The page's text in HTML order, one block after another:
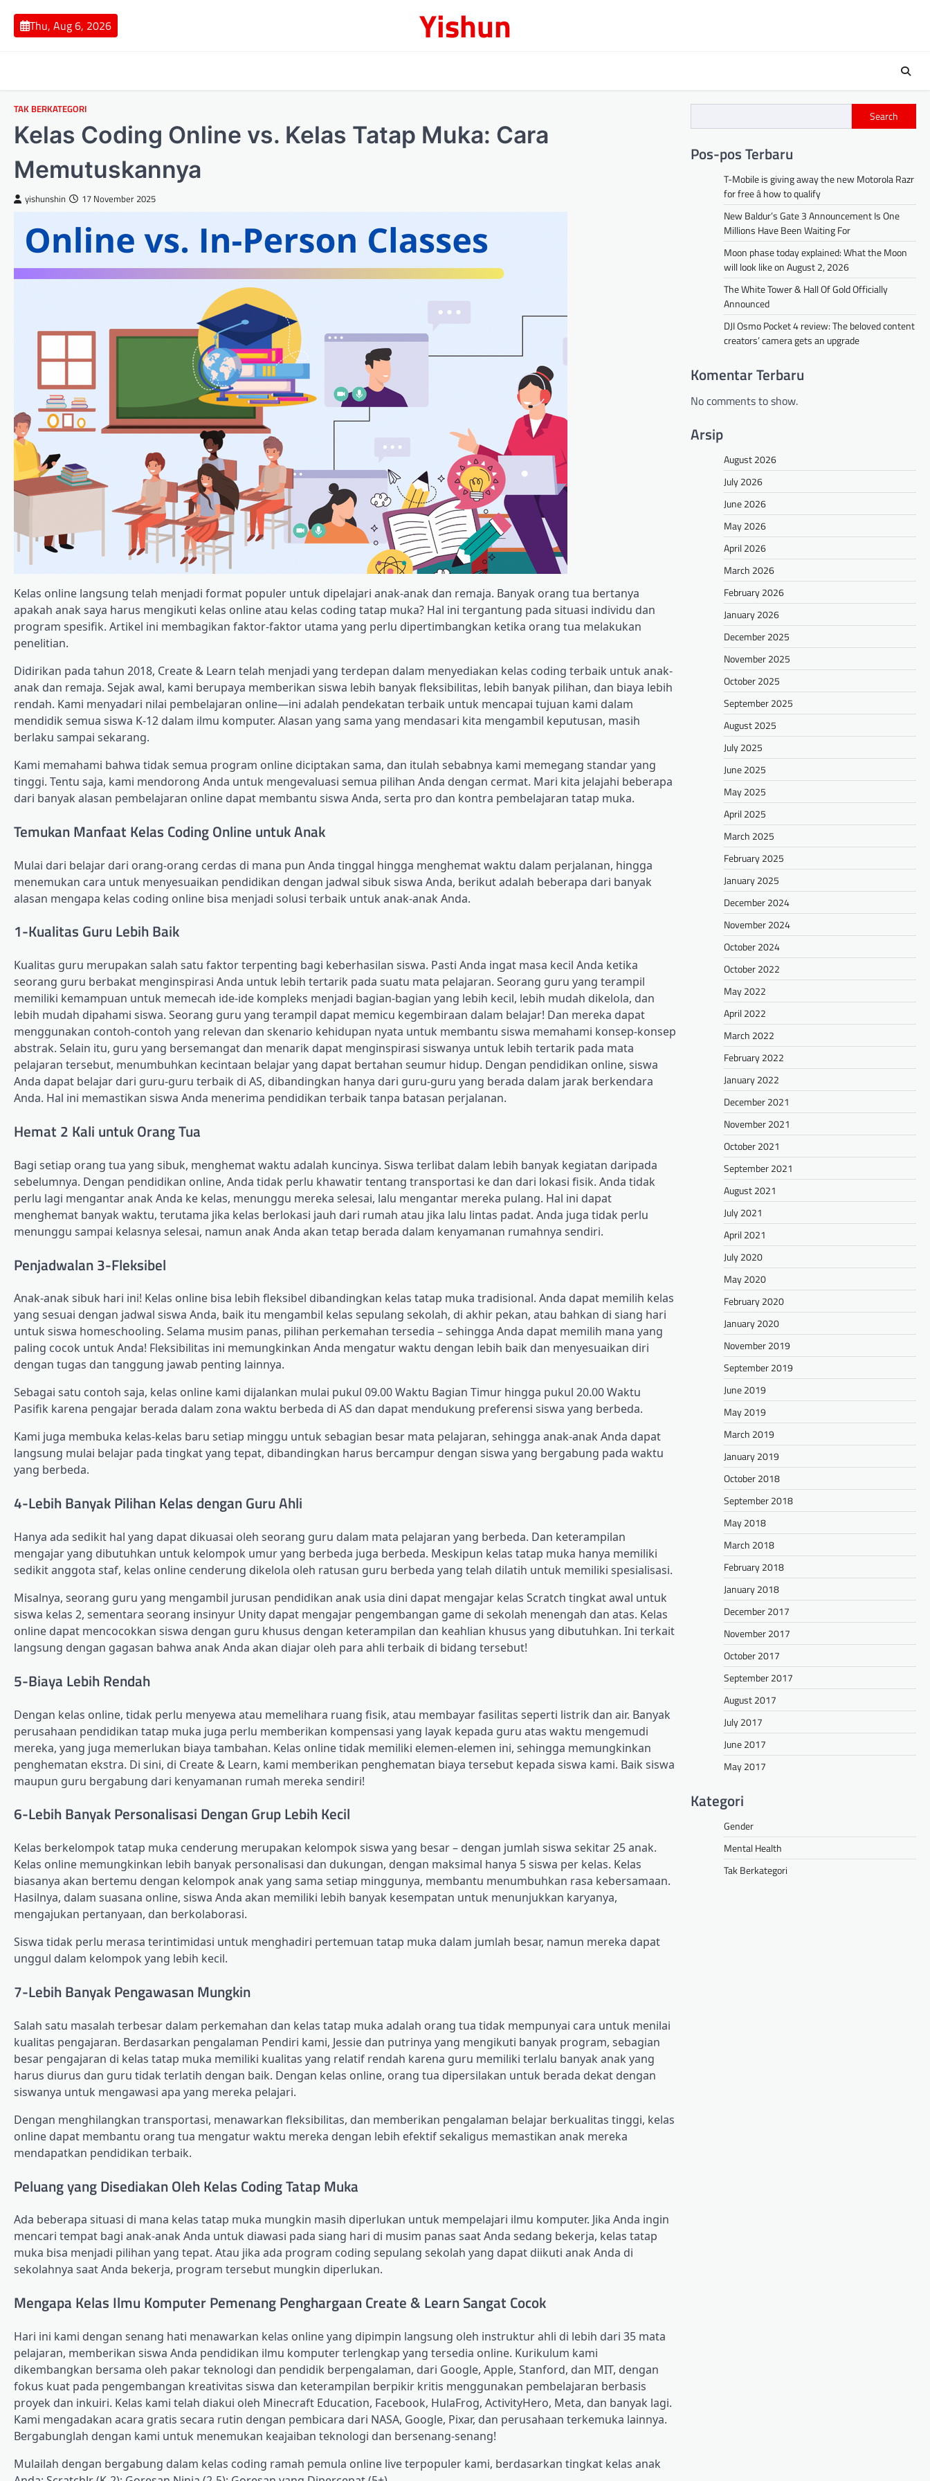
content
Thu, Aug 6, 2026 Yishun
TAK BERKATEGORI
Kelas Coding Online vs. Kelas Tatap Muka: Cara
Memutuskannya
yishunshin 17 November 2025
Kelas online langsung telah menjadi format populer untuk dipelajari anak-anak dan remaja. Banyak orang tua bertanya
apakah anak saya harus mengikuti kelas online atau kelas coding tatap muka? Hal ini tergantung pada situasi individu dan
program spesifik. Artikel ini membagikan faktor-faktor utama yang perlu dipertimbangkan ketika orang tua melakukan
penelitian.
Didirikan pada tahun 2018, Create & Learn telah menjadi yang terdepan dalam menyediakan kelas coding terbaik untuk anak-
anak dan remaja. Sejak awal, kami berupaya memberikan siswa lebih banyak fleksibilitas, lebih banyak pilihan, dan biaya lebih
rendah. Kami menyadari nilai pembelajaran online—ini adalah pendekatan terbaik untuk mencapai tujuan kami dalam
mendidik semua siswa K-12 dalam ilmu komputer. Alasan yang sama yang mendasari kita mengambil keputusan, masih
berlaku sampai sekarang.
Kami memahami bahwa tidak semua program online diciptakan sama, dan itulah sebabnya kami memegang standar yang
tinggi. Tentu saja, kami mendorong Anda untuk mengevaluasi semua pilihan Anda dengan cermat. Mari kita jelajahi beberapa
dari banyak alasan pembelajaran online dapat membantu siswa Anda, serta pro dan kontra pembelajaran tatap muka.
Temukan Manfaat Kelas Coding Online untuk Anak
Mulai dari belajar dari orang-orang cerdas di mana pun Anda tinggal hingga menghemat waktu dalam perjalanan, hingga
menemukan cara untuk menyesuaikan pendidikan dengan jadwal sibuk siswa Anda, berikut adalah beberapa dari banyak
alasan mengapa kelas coding online bisa menjadi solusi terbaik untuk anak-anak Anda.
1-Kualitas Guru Lebih Baik
Kualitas guru merupakan salah satu faktor terpenting bagi keberhasilan siswa. Pasti Anda ingat masa kecil Anda ketika
seorang guru berbakat menginspirasi Anda untuk lebih tertarik pada suatu mata pelajaran. Seorang guru yang terampil
memiliki kemampuan untuk memecah ide-ide kompleks menjadi bagian-bagian yang lebih kecil, lebih mudah dikelola, dan
lebih mudah dipahami siswa. Seorang guru yang terampil dapat memicu kegembiraan dalam belajar! Dan mereka dapat
menggunakan contoh-contoh yang relevan dan skenario kehidupan nyata untuk membantu siswa memahami konsep-konsep
abstrak. Selain itu, guru yang bersemangat dan menarik dapat menginspirasi siswanya untuk lebih tertarik pada mata
pelajaran tersebut, menumbuhkan kecintaan belajar yang dapat bertahan seumur hidup. Dengan pendidikan online, siswa
Anda dapat belajar dari guru-guru terbaik di AS, dibandingkan hanya dari guru-guru yang berada dalam jarak berkendara
Anda. Hal ini memastikan siswa Anda menerima pendidikan terbaik tanpa batasan perjalanan.
Hemat 2 Kali untuk Orang Tua
Bagi setiap orang tua yang sibuk, menghemat waktu adalah kuncinya. Siswa terlibat dalam lebih banyak kegiatan daripada
sebelumnya. Dengan pendidikan online, Anda tidak perlu khawatir tentang transportasi ke dan dari lokasi fisik. Anda tidak
perlu lagi mengantar anak Anda ke kelas, menunggu mereka selesai, lalu mengantar mereka pulang. Hal ini dapat
menghemat banyak waktu, terutama jika kelas berlokasi jauh dari rumah atau jika lalu lintas padat. Anda juga tidak perlu
menunggu sampai kelasnya selesai, namun anak Anda akan tetap berada dalam kenyamanan rumahnya sendiri.
Penjadwalan 3-Fleksibel
Anak-anak sibuk hari ini! Kelas online bisa lebih fleksibel dibandingkan kelas tatap muka tradisional. Anda dapat memilih kelas
yang sesuai dengan jadwal siswa Anda, baik itu mengambil kelas sepulang sekolah, di akhir pekan, atau bahkan di siang hari
untuk siswa homeschooling. Selama musim panas, pilihan perkemahan tersedia – sehingga Anda dapat memilih mana yang
paling cocok untuk Anda! Fleksibilitas ini memungkinkan Anda mengatur waktu dengan lebih baik dan menyesuaikan diri
dengan tugas dan tanggung jawab penting lainnya.
Sebagai satu contoh saja, kelas online kami dijalankan mulai pukul 09.00 Waktu Bagian Timur hingga pukul 20.00 Waktu
Pasifik karena pengajar berada dalam zona waktu berbeda di AS dan dapat mendukung preferensi siswa yang berbeda.
Kami juga membuka kelas-kelas baru setiap minggu untuk sebagian besar mata pelajaran, sehingga anak-anak Anda dapat
langsung mulai belajar pada tingkat yang tepat, dibandingkan harus bercampur dengan siswa yang bergabung pada waktu
yang berbeda.
4-Lebih Banyak Pilihan Kelas dengan Guru Ahli
Hanya ada sedikit hal yang dapat dikuasai oleh seorang guru dalam mata pelajaran yang berbeda. Dan keterampilan
mengajar yang dibutuhkan untuk kelompok umur yang berbeda juga berbeda. Meskipun kelas tatap muka hanya memiliki
sedikit anggota staf, kelas online cenderung dikelola oleh ratusan guru berbeda yang telah dilatih untuk memiliki spesialisasi.
Misalnya, seorang guru yang mengambil jurusan pendidikan anak usia dini dapat mengajar kelas Scratch tingkat awal untuk
siswa kelas 2, sementara seorang insinyur Unity dapat mengajar pengembangan game di sekolah menengah dan atas. Kelas
online dapat mencocokkan siswa dengan guru khusus dengan keterampilan dan keahlian khusus yang dibutuhkan. Ini terkait
langsung dengan gagasan bahwa anak Anda akan diajar oleh para ahli terbaik di bidang tersebut!
5-Biaya Lebih Rendah
Dengan kelas online, tidak perlu menyewa atau memelihara ruang fisik, atau membayar fasilitas seperti listrik dan air. Banyak
perusahaan pendidikan tatap muka juga perlu memberikan kompensasi yang layak kepada guru atas waktu mengemudi
mereka, yang juga memerlukan biaya tambahan. Kelas online tidak memiliki elemen-elemen ini, sehingga memungkinkan
penghematan ekstra. Di sini, di Create & Learn, kami memberikan penghematan biaya tersebut kepada siswa kami. Baik siswa
maupun guru bergabung dari kenyamanan rumah mereka sendiri!
6-Lebih Banyak Personalisasi Dengan Grup Lebih Kecil
Kelas berkelompok tatap muka cenderung merupakan kelompok siswa yang besar – dengan jumlah siswa sekitar 25 anak.
Kelas online memungkinkan lebih banyak personalisasi dan dukungan, dengan maksimal hanya 5 siswa per kelas. Kelas
biasanya akan bertemu dengan kelompok anak yang sama setiap minggunya, membantu menumbuhkan rasa kebersamaan.
Hasilnya, dalam suasana online, siswa Anda akan memiliki lebih banyak kesempatan untuk menunjukkan karyanya,
mengajukan pertanyaan, dan berkolaborasi.
Siswa tidak perlu merasa terintimidasi untuk menghadiri pertemuan tatap muka dalam jumlah besar, namun mereka dapat
unggul dalam kelompok yang lebih kecil.
7-Lebih Banyak Pengawasan Mungkin
Salah satu masalah terbesar dalam perkemahan dan kelas tatap muka adalah orang tua tidak mempunyai cara untuk menilai
kualitas pengajaran. Berdasarkan pengalaman Pendiri kami, Jessie dan putrinya yang mengikuti banyak program, sebagian
besar pengajaran di kelas tatap muka memiliki kualitas yang relatif rendah karena guru memiliki terlalu banyak anak yang
harus diurus dan guru tidak terlatih dengan baik. Dengan kelas online, orang tua dipersilakan untuk berada dekat dengan
siswanya untuk mengawasi apa yang mereka pelajari.
Dengan menghilangkan transportasi, menawarkan fleksibilitas, dan memberikan pengalaman belajar berkualitas tinggi, kelas
online dapat membantu orang tua mengatur waktu mereka dengan lebih efektif sekaligus memastikan anak mereka
mendapatkan pendidikan terbaik.
Peluang yang Disediakan Oleh Kelas Coding Tatap Muka
Ada beberapa situasi di mana kelas tatap muka mungkin masih diperlukan untuk mempelajari ilmu komputer. Jika Anda ingin
mencari tempat bagi anak-anak Anda untuk diawasi pada siang hari di musim panas saat Anda sedang bekerja, kelas tatap
muka bisa menjadi pilihan yang tepat. Atau jika ada program coding sepulang sekolah yang dapat diikuti anak Anda di
sekolahnya saat Anda bekerja, program tersebut mungkin diperlukan.
Mengapa Kelas Ilmu Komputer Pemenang Penghargaan Create & Learn Sangat Cocok
Hari ini kami dengan senang hati menawarkan kelas online yang dipimpin langsung oleh instruktur ahli di lebih dari 35 mata
pelajaran, memberikan siswa Anda pendidikan ilmu komputer terlengkap yang tersedia online. Kurikulum kami
dikembangkan bersama oleh pakar teknologi dan pendidik berpengalaman, dari Google, Apple, Stanford, dan MIT, dengan
fokus kuat pada pengembangan kreativitas siswa dan keterampilan berpikir kritis menggunakan pembelajaran berbasis
proyek dan inkuiri. Kelas kami telah diakui oleh Minecraft Education, Facebook, HulaFrog, ActivityHero, Meta, dan banyak lagi.
Kami mengadakan acara gratis secara rutin dengan pembicara dari NASA, Google, Pixar, dan perusahaan terkemuka lainnya.
Bergabunglah dengan kami untuk menemukan keajaiban teknologi dan bersenang-senang!
Mulailah dengan bergabung dalam kelas coding ramah pemula online live terpopuler kami, berdasarkan tingkat kelas anak
Search
Pos-pos Terbaru
T-Mobile is giving away the new Motorola Razr
for free â how to qualify
New Baldur’s Gate 3 Announcement Is One
Millions Have Been Waiting For
Moon phase today explained: What the Moon
will look like on August 2, 2026
The White Tower & Hall Of Gold Officially
Announced
DJI Osmo Pocket 4 review: The beloved content
creators’ camera gets an upgrade
Komentar Terbaru
No comments to show.
Arsip
August 2026
July 2026
June 2026
May 2026
April 2026
March 2026
February 2026
January 2026
December 2025
November 2025
October 2025
September 2025
August 2025
July 2025
June 2025
May 2025
April 2025
March 2025
February 2025
January 2025
December 2024
November 2024
October 2024
October 2022
May 2022
April 2022
March 2022
February 2022
January 2022
December 2021
November 2021
October 2021
September 2021
August 2021
July 2021
April 2021
July 2020
May 2020
February 2020
January 2020
November 2019
September 2019
June 2019
May 2019
March 2019
January 2019
October 2018
September 2018
May 2018
March 2018
February 2018
January 2018
December 2017
November 2017
October 2017
September 2017
August 2017
July 2017
June 2017
May 2017
Kategori
Gender
Mental Health
Tak Berkategori